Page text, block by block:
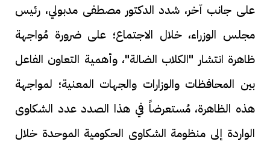
على جانب آخر، شدد الدكتور مصطفى مدبولي، رئيس
مجلس الوزراء، خلال الاجتماع؛ على ضرورة مُواجهة
ظاهرة انتشار "الكلاب الضالة"، وأهمية التعاون الفاعل
بين المحافظات والوزارات والجهات المعنية؛ لمواجهة
هذه الظاهرة، مُستعرضاً في هذا الصدد عدد الشكاوى
الواردة إلى منظومة الشكاوى الحكومية الموحدة خلال